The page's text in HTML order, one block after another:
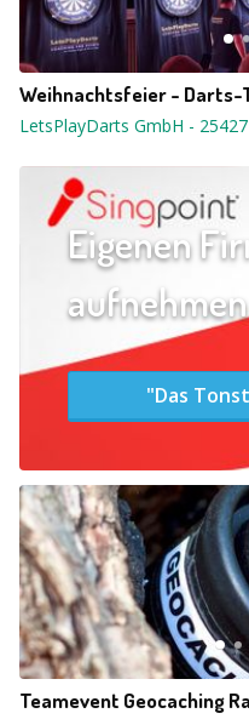
Weihnachtsfeier - Darts-
LetsPlayDarts GmbH - 25427
Eigenen
aufnehmen
"Das
Teamevent Geocaching